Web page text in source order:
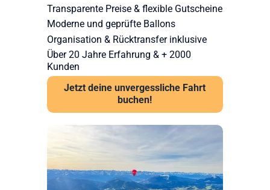
Transparente Preise & flexible Gutscheine
Moderne und geprüfte Ballons
Organisation & Rücktransfer inklusive
Über 20 Jahre Erfahrung & + 2000
Kunden
Jetzt deine unvergessliche Fahrt
buchen!